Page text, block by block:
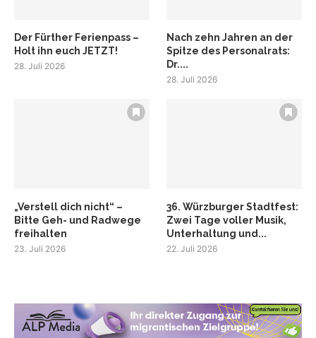
Der Fürther Ferienpass –
Holt ihn euch JETZT!
28. Juli 2026
Nach zehn Jahren an der
Spitze des Personalrats:
Dr....
28. Juli 2026
„Verstell dich nicht“ –
Bitte Geh- und Radwege
freihalten
23. Juli 2026
36. Würzburger Stadtfest:
Zwei Tage voller Musik,
Unterhaltung und...
22. Juli 2026